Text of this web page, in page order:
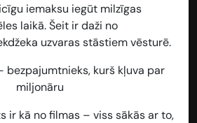
iemaksu iegūt milzīgas
laikā. Šeit ir daži no
uzvaras stāstiem vēsturē.
bezpajumtnieks, kurš kļuva par
miljonāru
ir kā no filmas – viss sākās ar to,